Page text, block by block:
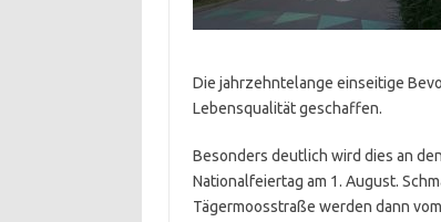
Die jahrzehntelange einseitige
Lebensqualität geschaffen.
Besonders deutlich wird dies an
Nationalfeiertag am 1. August.
Tägermoosstraße werden dann